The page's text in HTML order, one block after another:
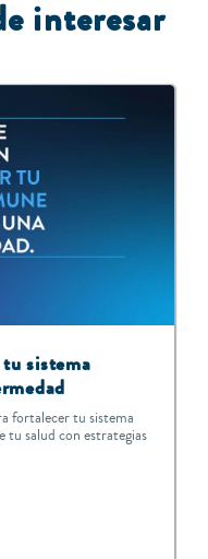
interesar
sistema
fortalecer tu sistema
tu salud con estrategias